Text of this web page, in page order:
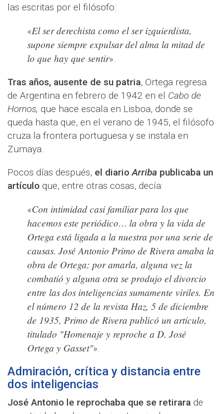
las escritas por el filósofo:
«El ser derechista como el ser izquierdista,
supone siempre expulsar del alma la mitad de
lo que hay que sentir».
Tras años, ausente de su patria, Ortega regresa
de Argentina en febrero de 1942 en el Cabo de
Hornos, que hace escala en Lisboa, donde se
queda hasta que, en el verano de 1945, el filósofo
cruza la frontera portuguesa y se instala en
Zumaya.
Pocos días después, el diarioArriba publicaba un
artículo que, entre otras cosas, decía:
«Con intimidad casi familiar para los que
hacemos este periódico… la obra y la vida de
Ortega está ligada a la nuestra por una serie de
causas. José Antonio Primo de Rivera amaba la
obra de Ortega; por amarla, alguna vez la
combatió y alguna otra se produjo el divorcio
entre las dos inteligencias sumamente viriles. En
el número 12 de la revista Haz, 5 de diciembre
de 1935, Primo de Rivera publicó un artículo,
titulado "Homenaje y reproche a D. José
Ortega y Gasset"».
Admiración, crítica y distancia entre
dos inteligencias
José Antonio le reprochaba que se retirara de